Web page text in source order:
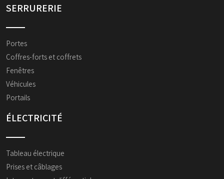
SERRURERIE
Portes
Coffres-forts et coffrets
Fenêtres
Véhicules
Portails
ÉLECTRICITÉ
Tableau électrique
Prises et câblages